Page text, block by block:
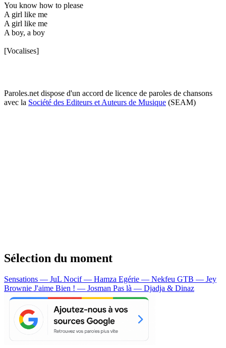
You know how to please
A girl like me
A girl like me
A boy, a boy
[Vocalises]
Paroles.net dispose d'un accord de licence de paroles de chansons
avec la Société des Editeurs et Auteurs de Musique (SEAM)
Sélection du moment
Sensations — JuL Nocif — Hamza Egérie — Nekfeu GTB — Jey
Brownie J'aime Bien ! — Josman Pas là — Djadja & Dinaz